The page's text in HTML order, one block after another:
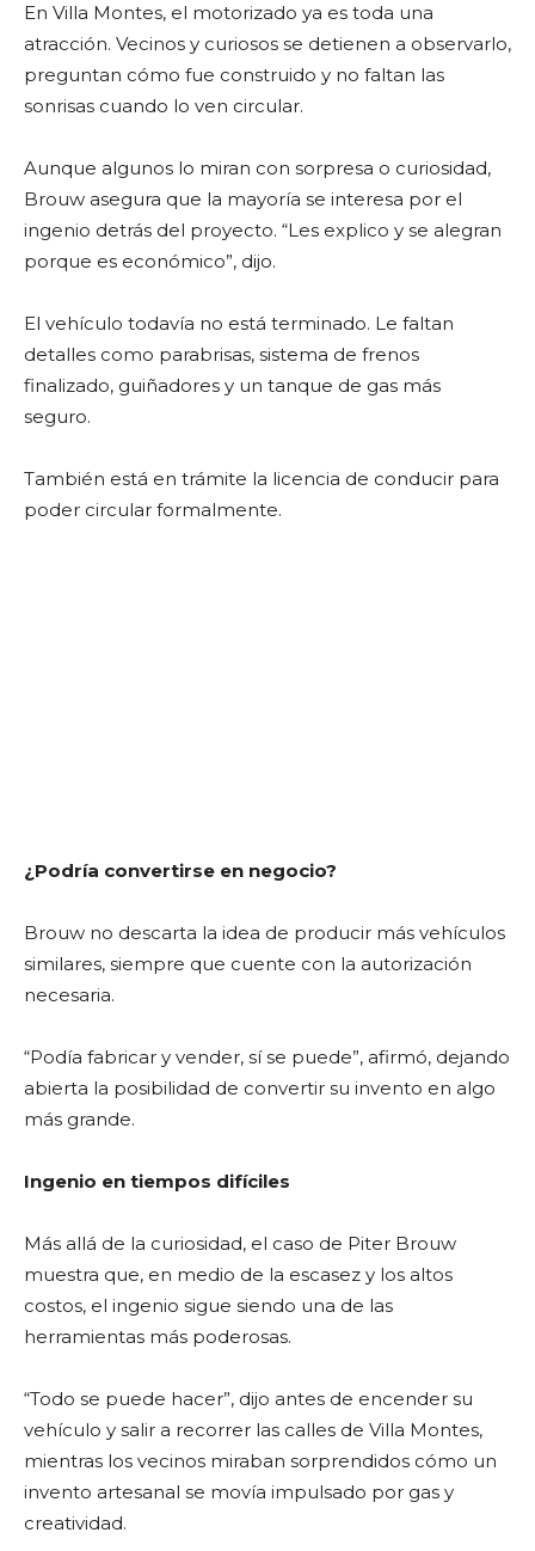
En Villa Montes, el motorizado ya es toda una
atracción. Vecinos y curiosos se detienen a observarlo,
preguntan cómo fue construido y no faltan las
sonrisas cuando lo ven circular.
Aunque algunos lo miran con sorpresa o curiosidad,
Brouw asegura que la mayoría se interesa por el
ingenio detrás del proyecto. “Les explico y se alegran
porque es económico”, dijo.
El vehículo todavía no está terminado. Le faltan
detalles como parabrisas, sistema de frenos
finalizado, guiñadores y un tanque de gas más
seguro.
También está en trámite la licencia de conducir para
poder circular formalmente.
¿Podría convertirse en negocio?
Brouw no descarta la idea de producir más vehículos
similares, siempre que cuente con la autorización
necesaria.
“Podía fabricar y vender, sí se puede”, afirmó, dejando
abierta la posibilidad de convertir su invento en algo
más grande.
Ingenio en tiempos difíciles
Más allá de la curiosidad, el caso de Piter Brouw
muestra que, en medio de la escasez y los altos
costos, el ingenio sigue siendo una de las
herramientas más poderosas.
“Todo se puede hacer”, dijo antes de encender su
vehículo y salir a recorrer las calles de Villa Montes,
mientras los vecinos miraban sorprendidos cómo un
invento artesanal se movía impulsado por gas y
creatividad.